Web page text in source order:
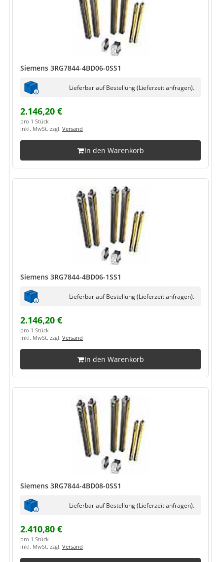
Siemens 3RG7844-4BD06-0SS1
Lieferbar auf Bestellung (Lieferzeit anfragen).
2.146,20 €
pro 1 Stück
inkl. MwSt. zzgl. Versand
In den Warenkorb
Siemens 3RG7844-4BD06-1SS1
Lieferbar auf Bestellung (Lieferzeit anfragen).
2.146,20 €
pro 1 Stück
inkl. MwSt. zzgl. Versand
In den Warenkorb
Siemens 3RG7844-4BD08-0SS1
Lieferbar auf Bestellung (Lieferzeit anfragen).
2.410,80 €
pro 1 Stück
inkl. MwSt. zzgl. Versand